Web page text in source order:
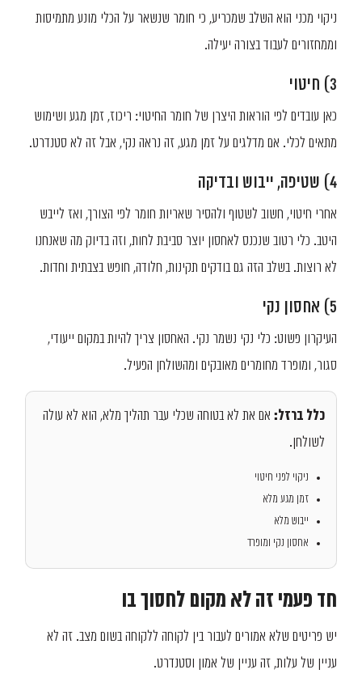
ניקוי מכני הוא השלב שמכריע, כי חומר שנשאר על הכלי מונע מתמיסות
וממחזורים לעבוד בצורה יעילה.
3) חיטוי
כאן עובדים לפי הוראות היצרן של חומר החיטוי: ריכוז, זמן מגע ושימוש
מתאים לכלי. אם מדלגים על זמן מגע, זה נראה נקי, אבל זה לא סטנדרט.
4) שטיפה, ייבוש ובדיקה
אחרי חיטוי, חשוב לשטוף ולהסיר שאריות חומר לפי הצורך, ואז לייבש
היטב. כלי רטוב שנכנס לאחסון יוצר סביבת לחות, וזה בדיוק מה שאנחנו
לא רוצות. בשלב הזה גם בודקים תקינות, חלודה, חופש בצבתית וחדות.
5) אחסון נקי
העיקרון פשוט: כלי נקי נשמר נקי. האחסון צריך להיות במקום ייעודי,
סגור, ומופרד מחומרים מאובקים ומהשולחן הפעיל.
כלל ברזל: אם את לא בטוחה שכלי עבר תהליך מלא, הוא לא עולה
לשולחן.
ניקוי לפני חיטוי
זמן מגע מלא
ייבוש מלא
אחסון נקי ומופרד
חד פעמי זה לא מקום לחסוך בו
יש פריטים שלא אמורים לעבור בין לקוחה ללקוחה בשום מצב. זה לא
עניין של עלות, זה עניין של אמון וסטנדרט.